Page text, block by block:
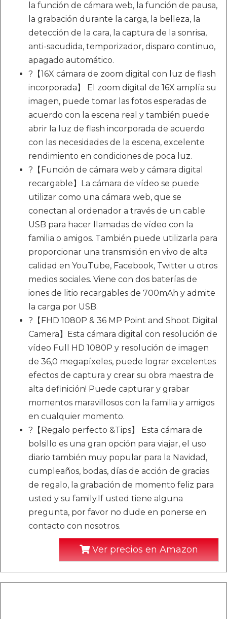
la función de cámara web, la función de pausa,
la grabación durante la carga, la belleza, la
detección de la cara, la captura de la sonrisa,
anti-sacudida, temporizador, disparo continuo,
apagado automático.
?【16X cámara de zoom digital con luz de flash
incorporada】 El zoom digital de 16X amplía su
imagen, puede tomar las fotos esperadas de
acuerdo con la escena real y también puede
abrir la luz de flash incorporada de acuerdo
con las necesidades de la escena, excelente
rendimiento en condiciones de poca luz.
?【Función de cámara web y cámara digital
recargable】La cámara de vídeo se puede
utilizar como una cámara web, que se
conectan al ordenador a través de un cable
USB para hacer llamadas de vídeo con la
familia o amigos. También puede utilizarla para
proporcionar una transmisión en vivo de alta
calidad en YouTube, Facebook, Twitter u otros
medios sociales. Viene con dos baterías de
iones de litio recargables de 700mAh y admite
la carga por USB.
?【FHD 1080P & 36 MP Point and Shoot Digital
Camera】Esta cámara digital con resolución de
vídeo Full HD 1080P y resolución de imagen
de 36,0 megapíxeles, puede lograr excelentes
efectos de captura y crear su obra maestra de
alta definición! Puede capturar y grabar
momentos maravillosos con la familia y amigos
en cualquier momento.
?【Regalo perfecto &Tips】 Esta cámara de
bolsillo es una gran opción para viajar, el uso
diario también muy popular para la Navidad,
cumpleaños, bodas, días de acción de gracias
de regalo, la grabación de momento feliz para
usted y su family.If usted tiene alguna
pregunta, por favor no dude en ponerse en
contacto con nosotros.
Ver precios en Amazon